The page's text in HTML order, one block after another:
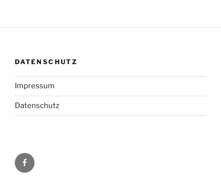
DATENSCHUTZ
Impressum
Datenschutz
Facebook